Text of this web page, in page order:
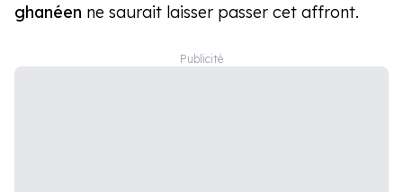
ghanéen ne saurait laisser passer cet affront.